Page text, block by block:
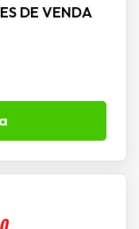
DE VENDA